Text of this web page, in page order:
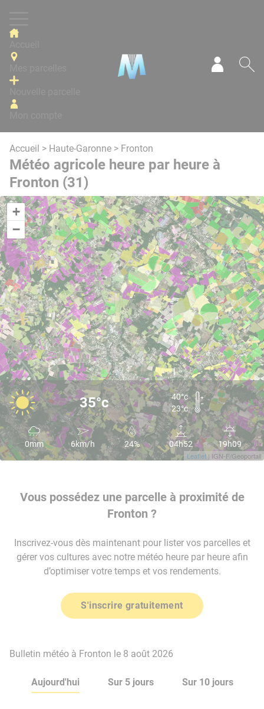
Accueil > Haute-Garonne > Fronton
Météo agricole heure par heure à
Fronton (31)
+
−
Leaflet | IGN-F/Geoportail
35°c
40°c
23°c
0mm 6km/h 24% 04h52 19h09
Vous possédez une parcelle à proximité de
Fronton ?
Inscrivez-vous dès maintenant pour lister vos parcelles et
gérer vos cultures avec notre météo heure par heure afin
d’optimiser votre temps et vos rendements.
S'inscrire gratuitement
Bulletin météo à Fronton le 8 août 2026
Aujourd'hui Sur 5 jours Sur 10 jours